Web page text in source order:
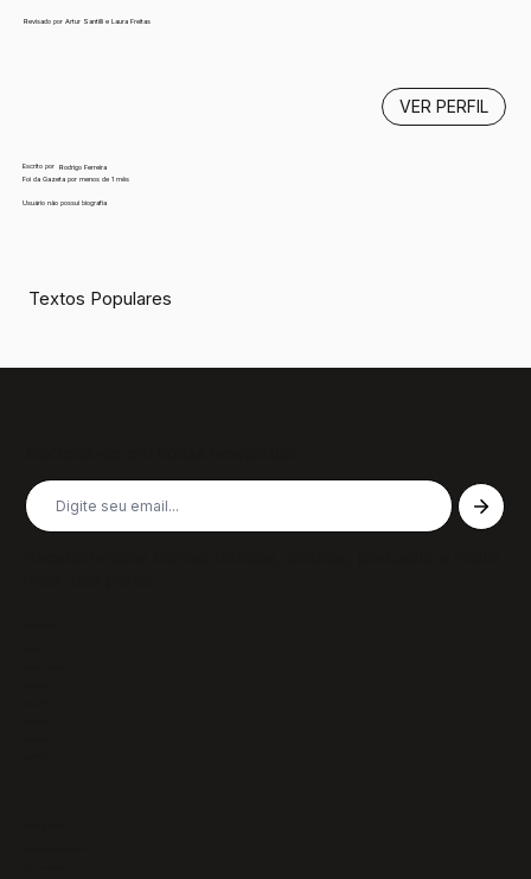
Revisado por Artur Santilli e Laura Freitas
Escrito por
Rodrigo Ferreira
Foi da Gazeta por menos de 1 mês
Usuário não possui biografia
VER PERFIL
Textos Populares